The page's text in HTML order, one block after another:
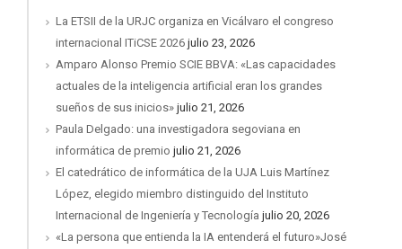
La ETSII de la URJC organiza en Vicálvaro el congreso
internacional ITiCSE 2026 julio 23, 2026
Amparo Alonso Premio SCIE BBVA: «Las capacidades
actuales de la inteligencia artificial eran los grandes
sueños de sus inicios» julio 21, 2026
Paula Delgado: una investigadora segoviana en
informática de premio julio 21, 2026
El catedrático de informática de la UJA Luis Martínez
López, elegido miembro distinguido del Instituto
Internacional de Ingeniería y Tecnología julio 20, 2026
«La persona que entienda la IA entenderá el futuro»José